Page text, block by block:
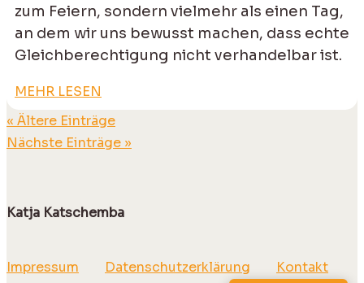
zum Feiern, sondern vielmehr als einen Tag,
an dem wir uns bewusst machen, dass echte
Gleichberechtigung nicht verhandelbar ist.
MEHR LESEN
« Ältere Einträge
Nächste Einträge »
Katja Katschemba
Impressum Datenschutzerklärung Kontakt